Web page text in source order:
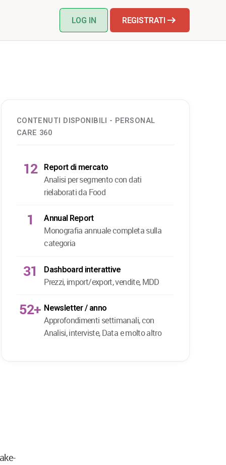
LOG IN REGISTRATI
CONTENUTI DISPONIBILI - PERSONAL
CARE 360
12 Report di mercato
Analisi per segmento con dati
rielaborati da Food
1 Annual Report
Monografia annuale completa sulla
categoria
31 Dashboard interattive
Prezzi, import/export, vendite, MDD
52+ Newsletter / anno
Approfondimenti settimanali, con
Analisi, interviste, Data e molto altro